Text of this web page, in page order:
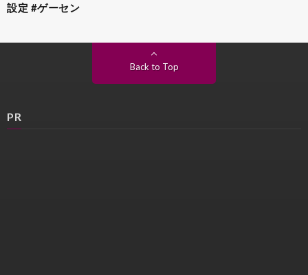
設定 #ゲーセン
Back to Top
PR